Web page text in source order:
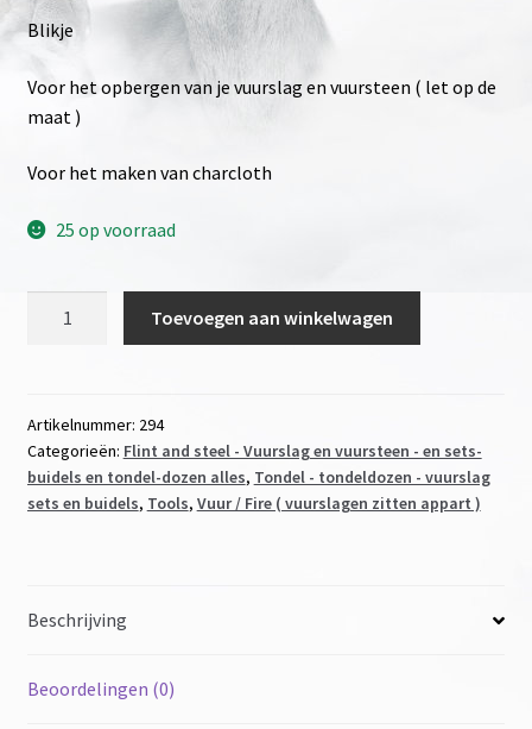
Blikje
Voor het opbergen van je vuurslag en vuursteen ( let op de
maat )
Voor het maken van charcloth
25 op voorraad
Toevoegen aan winkelwagen
Artikelnummer: 294
Categorieën: Flint and steel - Vuurslag en vuursteen - en sets-
buidels en tondel-dozen alles, Tondel - tondeldozen - vuurslag
sets en buidels, Tools, Vuur / Fire ( vuurslagen zitten appart )
Beschrijving
Beoordelingen (0)